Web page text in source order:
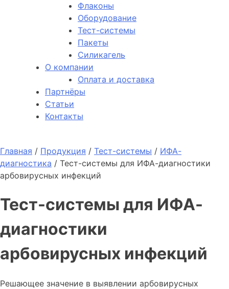
Флаконы
Оборудование
Тест-системы
Пакеты
Силикагель
О компании
Оплата и доставка
Партнёры
Статьи
Контакты
Главная / Продукция / Тест-системы / ИФА-
диагностика / Тест-системы для ИФА-диагностики
арбовирусных инфекций
Тест-системы для ИФА-
диагностики
арбовирусных инфекций
Решающее значение в выявлении арбовирусных